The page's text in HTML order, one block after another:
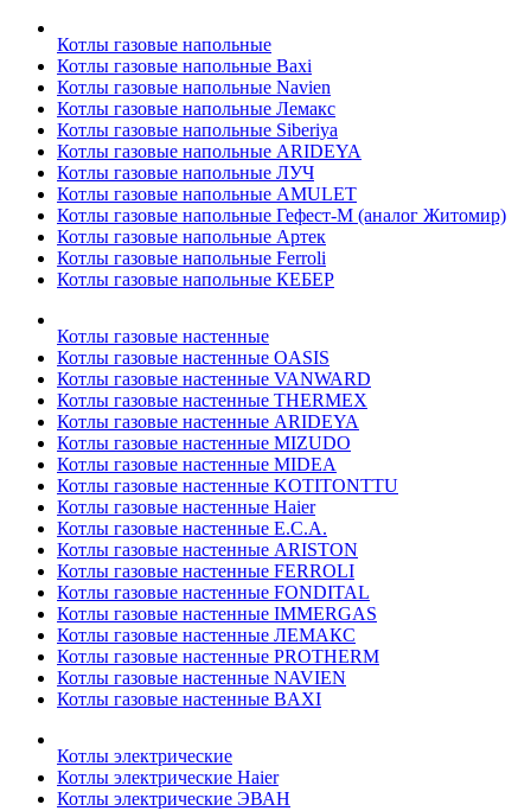
Котлы газовые напольные
Котлы газовые напольные Baxi
Котлы газовые напольные Navien
Котлы газовые напольные Лемакс
Котлы газовые напольные Siberiya
Котлы газовые напольные ARIDEYA
Котлы газовые напольные ЛУЧ
Котлы газовые напольные AMULET
Котлы газовые напольные Гефест-М (аналог Житомир)
Котлы газовые напольные Артек
Котлы газовые напольные Ferroli
Котлы газовые напольные КЕБЕР
Котлы газовые настенные
Котлы газовые настенные OASIS
Котлы газовые настенные VANWARD
Котлы газовые настенные THERMEX
Котлы газовые настенные ARIDEYA
Котлы газовые настенные MIZUDO
Котлы газовые настенные MIDEA
Котлы газовые настенные KOTITONTTU
Котлы газовые настенные Haier
Котлы газовые настенные E.C.A.
Котлы газовые настенные ARISTON
Котлы газовые настенные FERROLI
Котлы газовые настенные FONDITAL
Котлы газовые настенные IMMERGAS
Котлы газовые настенные ЛЕМАКС
Котлы газовые настенные PROTHERM
Котлы газовые настенные NAVIEN
Котлы газовые настенные BAXI
Котлы электрические
Котлы электрические Haier
Котлы электрические ЭВАН